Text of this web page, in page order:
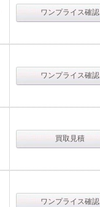
ワンプライス確認
ワンプライス確認
買取見積
ワンプライス確認